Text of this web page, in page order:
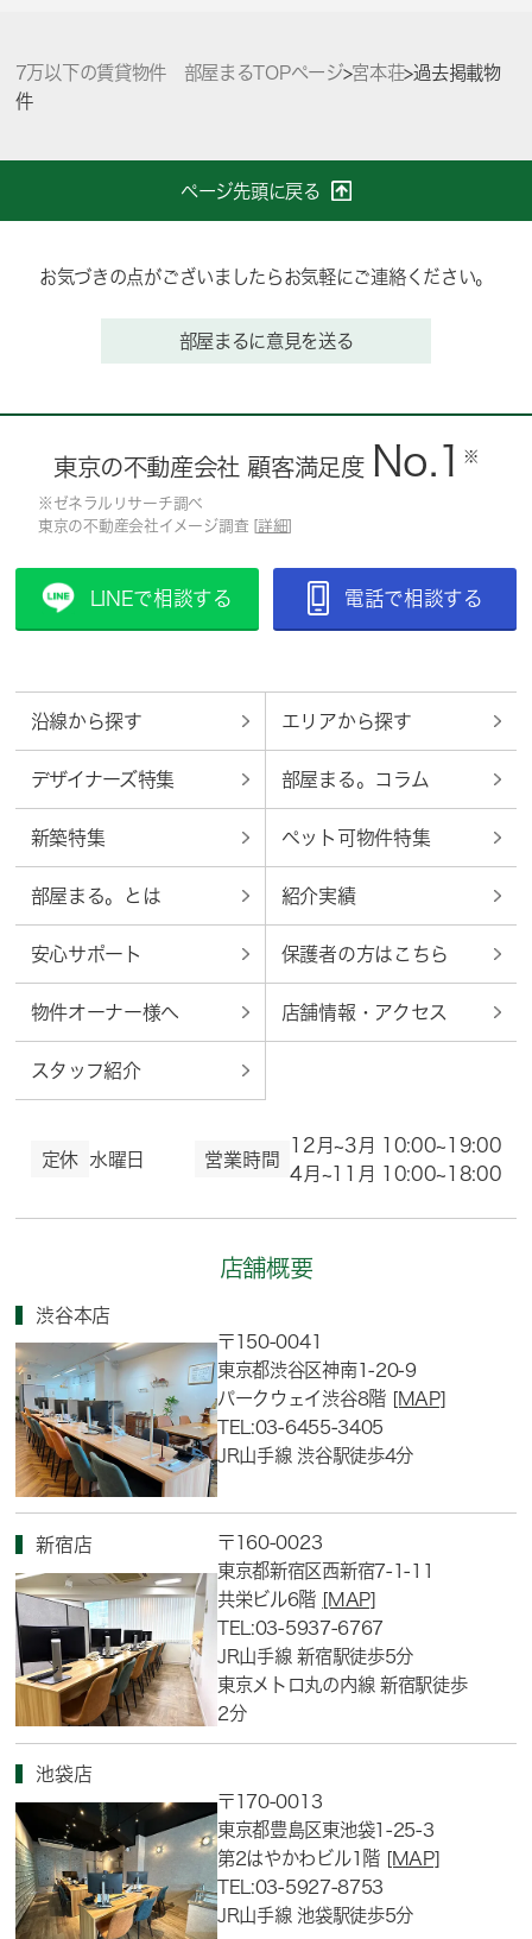
7万以下の賃貸物件 部屋まるTOPページ>宮本荘>過去掲載物
件
ページ先頭に戻る
お気づきの点がございましたらお気軽にご連絡ください。
部屋まるに意見を送る
東京の不動産会社 顧客満足度 No.1 ※
※ゼネラルリサーチ調べ
東京の不動産会社イメージ調査 [ 詳細
LINEで相談する 電話で相談する
沿線から探す エリアから探す
デザイナーズ特集 部屋まる。コラム
新築特集 ペット可物件特集
部屋まる。とは 紹介実績
安心サポート 保護者の方はこちら
物件オーナー様へ 店舗情報・アクセス
スタッフ紹介
定休 水曜日 営業時間
12月~3月 10:00~19:00
4月~11月 10:00~18:00
店舗概要
渋谷本店
〒150-0041
東京都渋谷区神南1-20-9
パークウェイ渋谷8階 [MAP]
TEL:03-6455-3405
JR山手線 渋谷駅徒歩4分
新宿店
〒160-0023
東京都新宿区西新宿7-1-11
共栄ビル6階 [MAP]
TEL:03-5937-6767
JR山手線 新宿駅徒歩5分
東京メトロ丸の内線 新宿駅徒歩
2分
池袋店
〒170-0013
東京都豊島区東池袋1-25-3
第2はやかわビル1階 [MAP]
TEL:03-5927-8753
JR山手線 池袋駅徒歩5分